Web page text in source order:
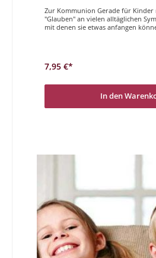
Zur Kommunion Gerade für Kinder
"Glauben" an vielen alltäglichen
mit denen sie etwas anfangen
7,95 €*
In den